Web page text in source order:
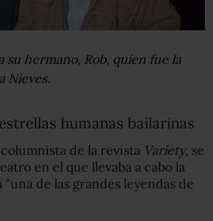
su hermano, Rob, quien fue la
Nieves.
humanas bailarinas
de la revista Variety, se
en el que llevaba a cabo la
de las grandes leyendas de